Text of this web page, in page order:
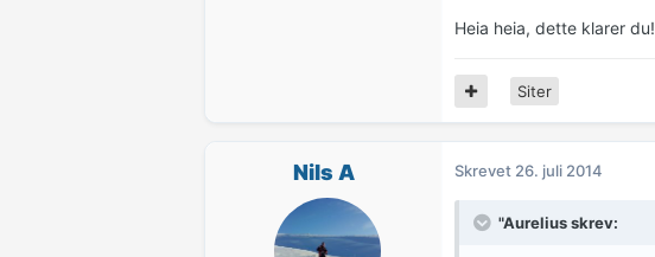
Heia heia, dette klarer du!
Siter
Nils A Skrevet 26. juli 2014
"Aurelius skrev: